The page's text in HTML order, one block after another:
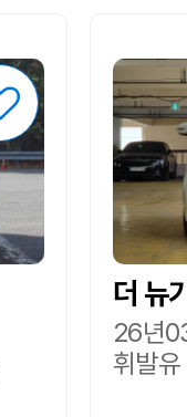
더 뉴
26년
휘발유